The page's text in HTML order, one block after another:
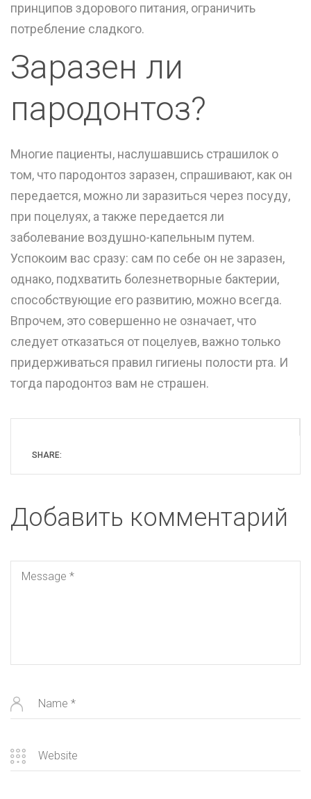
принципов здорового питания, ограничить
потребление сладкого.
Заразен ли
пародонтоз?
Многие пациенты, наслушавшись страшилок о
том, что пародонтоз заразен, спрашивают, как он
передается, можно ли заразиться через посуду,
при поцелуях, а также передается ли
заболевание воздушно-капельным путем.
Успокоим вас сразу: сам по себе он не заразен,
однако, подхватить болезнетворные бактерии,
способствующие его развитию, можно всегда.
Впрочем, это совершенно не означает, что
следует отказаться от поцелуев, важно только
придерживаться правил гигиены полости рта. И
тогда пародонтоз вам не страшен.
SHARE:
Добавить комментарий